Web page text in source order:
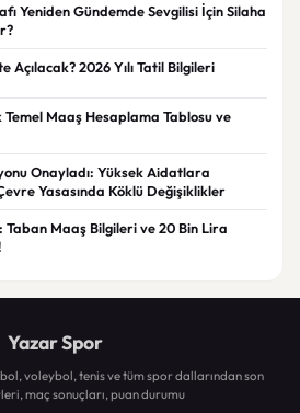
Yeniden Gündemde Sevgilisi İçin Silaha
Açılacak? 2026 Yılı Tatil Bilgileri
Maaş Hesaplama Tablosu ve
Onayladı: Yüksek Aidatlara
Yasasında Köklü Değişiklikler
Taban Maaş Bilgileri ve 20 Bin Lira
Yazar Spor
voleybol, tenis ve tüm spor dallarından son
maç sonuçları, puan durumu